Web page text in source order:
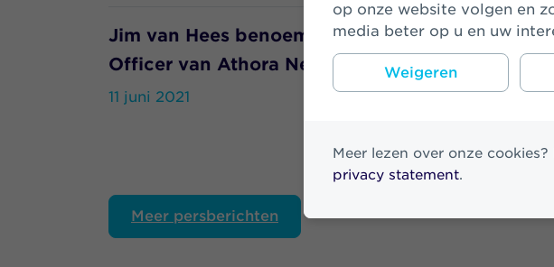
op onze website volgen en
media beter op u en uw
Weigeren
Meer lezen over onze
privacy statement.
Jim van Hees benoemd als interim Chief
Officer van Athora Netherlands
11 juni 2021
Meer persberichten